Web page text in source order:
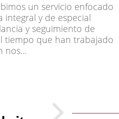
un servicio enfocado
integral y de especial
y seguimiento de
tiempo que han trabajado
nos...